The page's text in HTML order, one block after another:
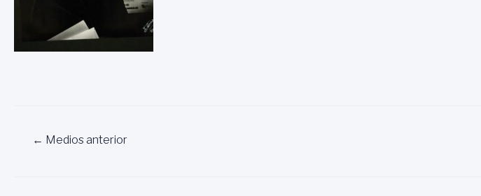
Navegación
← Medios anterior